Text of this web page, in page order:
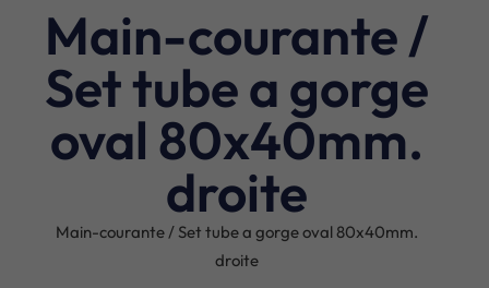
Main-courante /
Set tube a gorge
oval 80x40mm.
droite
Main-courante / Set tube a gorge oval 80x40mm.
droite